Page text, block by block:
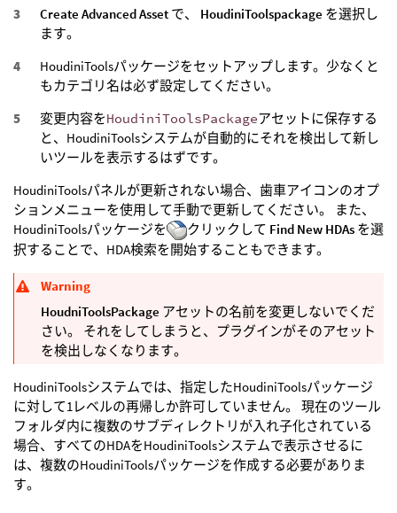
Create Advanced Asset で、 HoudiniToolspackage を選択し
ます。
HoudiniToolsパッケージをセットアップします。少なくと
もカテゴリ名は必ず設定してください。
変更内容をHoudiniToolsPackageアセットに保存する
と、HoudiniToolsシステムが自動的にそれを検出して新し
いツールを表示するはずです。
HoudiniToolsパネルが更新されない場合、歯車アイコンのオプ
ションメニューを使用して手動で更新してください。 また、
HoudiniToolsパッケージを
クリックして Find New HDAsを選
択することで、HDA検索を開始することもできます。
Warning
HoudniToolsPackage アセットの名前を変更しないでくだ
さい。 それをしてしまうと、プラグインがそのアセット
を検出しなくなります。
HoudiniToolsシステムでは、指定したHoudiniToolsパッケージ
に対して1レベルの再帰しか許可していません。 現在のツール
フォルダ内に複数のサブディレクトリが入れ子化されている
場合、すべてのHDAをHoudiniToolsシステムで表示させるに
は、複数のHoudiniToolsパッケージを作成する必要がありま
す。